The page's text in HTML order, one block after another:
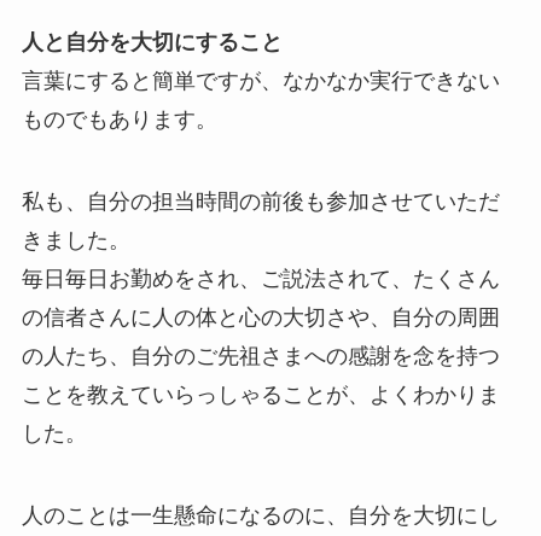
人と自分を大切にすること
言葉にすると簡単ですが、なかなか実行できない
ものでもあります。
私も、自分の担当時間の前後も参加させていただ
きました。
毎日毎日お勤めをされ、ご説法されて、たくさん
の信者さんに人の体と心の大切さや、自分の周囲
の人たち、自分のご先祖さまへの感謝を念を持つ
ことを教えていらっしゃることが、よくわかりま
した。
人のことは一生懸命になるのに、自分を大切にし